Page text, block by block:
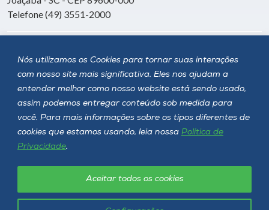
Nós utilizamos os Cookies para tornar suas interações
com nosso site mais significativa. Eles nos ajudam a
entender melhor como nosso website está sendo usado,
assim podemos entregar conteúdo sob medida para
você. Para mais informações sobre os tipos diferentes de
cookies que estamos usando, leia nossa Política de
Privacidade.
Aceitar todos os cookies
Telefone (49) 3551-2000
Siga a Unoesc
Política de privacidade LGPD